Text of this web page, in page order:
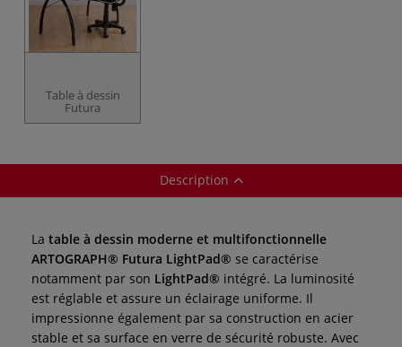
Table à dessin
Futura
Description
La table à dessin moderne et multifonctionnelle
ARTOGRAPH® Futura LightPad® se caractérise
notamment par son LightPad® intégré. La luminosité
est réglable et assure un éclairage uniforme. Il
impressionne également par sa construction en acier
stable et sa surface en verre de sécurité robuste. Avec